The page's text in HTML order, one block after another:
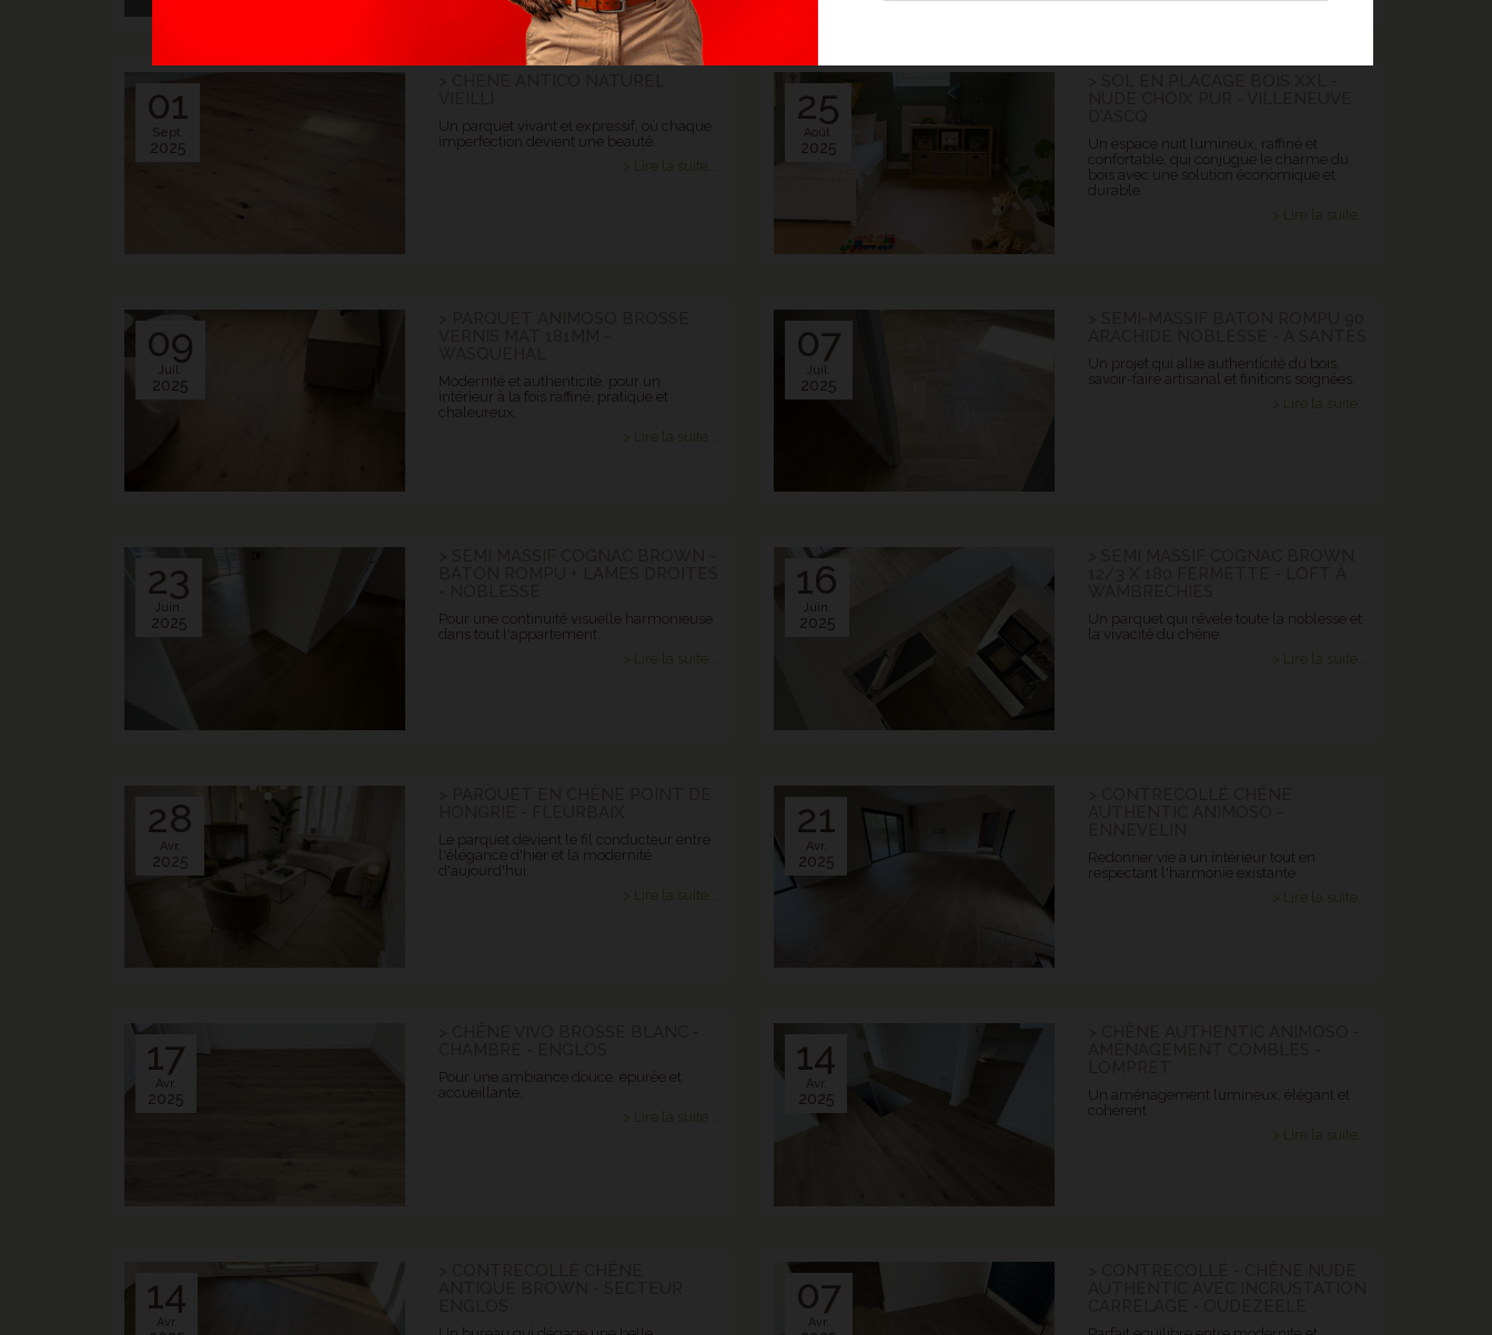
01
Sept.
2025
Un parquet vivant et expressif, où chaque
imperfection devient une beauté.
> Lire la suite...
25
Août.
2025
Un espace nuit lumineux, raffiné et
confortable, qui conjugue le charme du
bois avec une solution économique et
durable.
> Lire la suite...
09
Juil.
2025
Modernité et authenticité, pour un
intérieur à la fois raffiné, pratique et
chaleureux.
> Lire la suite...
07
Juil.
2025
Un projet qui allie authenticité du bois,
savoir-faire artisanal et finitions soignées.
> Lire la suite...
23
Juin.
2025
Pour une continuité visuelle harmonieuse
dans tout l'appartement.
> Lire la suite...
16
Juin.
2025
Un parquet qui révèle toute la noblesse et
la vivacité du chêne.
> Lire la suite...
28
Avr.
2025
Le parquet devient le fil conducteur entre
l'élégance d'hier et la modernité
d'aujourd'hui.
> Lire la suite...
21
Avr.
2025
Redonner vie à un intérieur tout en
respectant l'harmonie existante.
> Lire la suite...
17
Avr.
2025
Pour une ambiance douce, épurée et
accueillante.
> Lire la suite...
14
Avr.
2025
Un aménagement lumineux, élégant et
cohérent
> Lire la suite...
14
Avr.
07
Avr.